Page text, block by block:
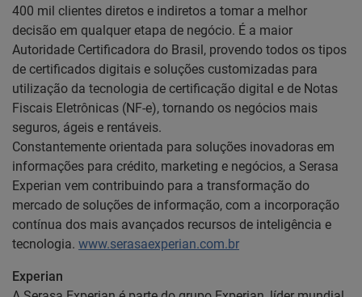
400 mil clientes diretos e indiretos a tomar a melhor
decisão em qualquer etapa de negócio. É a maior
Autoridade Certificadora do Brasil, provendo todos os tipos
de certificados digitais e soluções customizadas para
utilização da tecnologia de certificação digital e de Notas
Fiscais Eletrônicas (NF-e), tornando os negócios mais
seguros, ágeis e rentáveis.
Constantemente orientada para soluções inovadoras em
informações para crédito, marketing e negócios, a Serasa
Experian vem contribuindo para a transformação do
mercado de soluções de informação, com a incorporação
contínua dos mais avançados recursos de inteligência e
tecnologia. www.serasaexperian.com.br
Experian